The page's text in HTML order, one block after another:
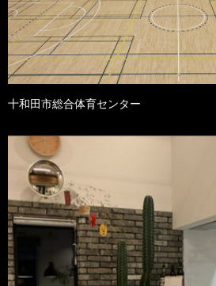
十和田市総合体育センター